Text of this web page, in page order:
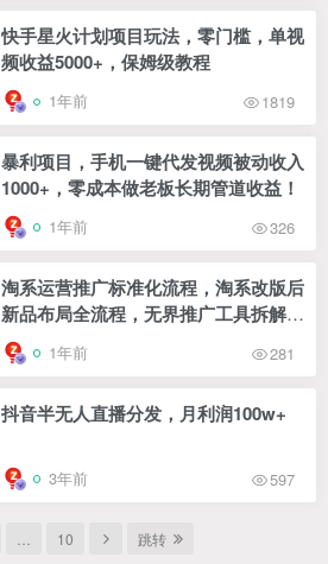
快手星火计划项目玩法，零门槛，单视
频收益5000+，保姆级教程
1年前 1819
暴利项目，手机一键代发视频被动收入
1000+，零成本做老板长期管道收益！
1年前 326
淘系运营推广标准化流程，​淘系改版后
新品布局全流程，无界推广工具拆解高
阶玩法 1年前 281
抖音半无人直播分发，月利润100w+
3年前 597
10 跳转